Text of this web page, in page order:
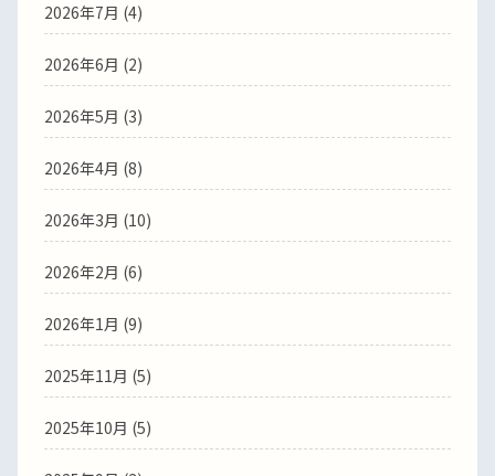
2026年7月 (4)
2026年6月 (2)
2026年5月 (3)
2026年4月 (8)
2026年3月 (10)
2026年2月 (6)
2026年1月 (9)
2025年11月 (5)
2025年10月 (5)